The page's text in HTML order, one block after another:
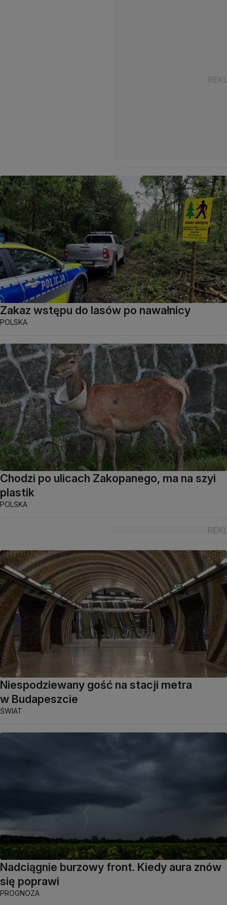
Zakaz wstępu do lasów po nawałnicy
POLSKA
Chodzi po ulicach Zakopanego, ma na szyi
plastik
POLSKA
Niespodziewany gość na stacji metra
w Budapeszcie
ŚWIAT
Nadciągnie burzowy front. Kiedy aura znów
się poprawi
PROGNOZA